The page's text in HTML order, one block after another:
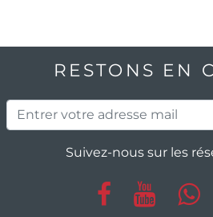
RESTONS EN
Suivez-nous sur les